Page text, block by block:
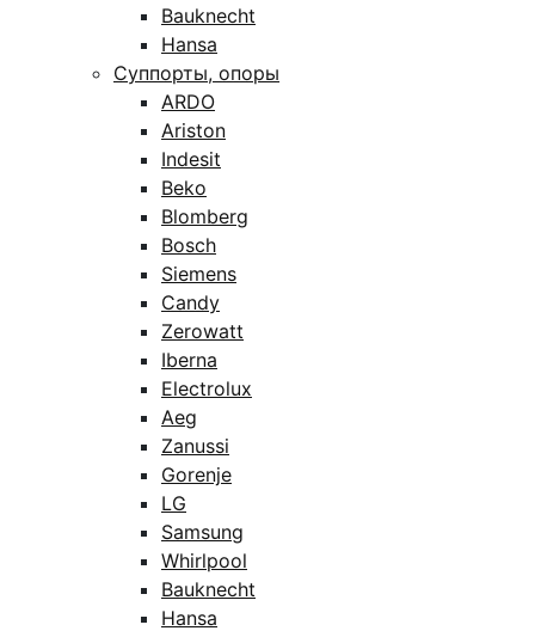
Bauknecht
Hansa
Суппорты, опоры
ARDO
Ariston
Indesit
Beko
Blomberg
Bosch
Siemens
Candy
Zerowatt
Iberna
Electrolux
Aeg
Zanussi
Gorenje
LG
Samsung
Whirlpool
Bauknecht
Hansa